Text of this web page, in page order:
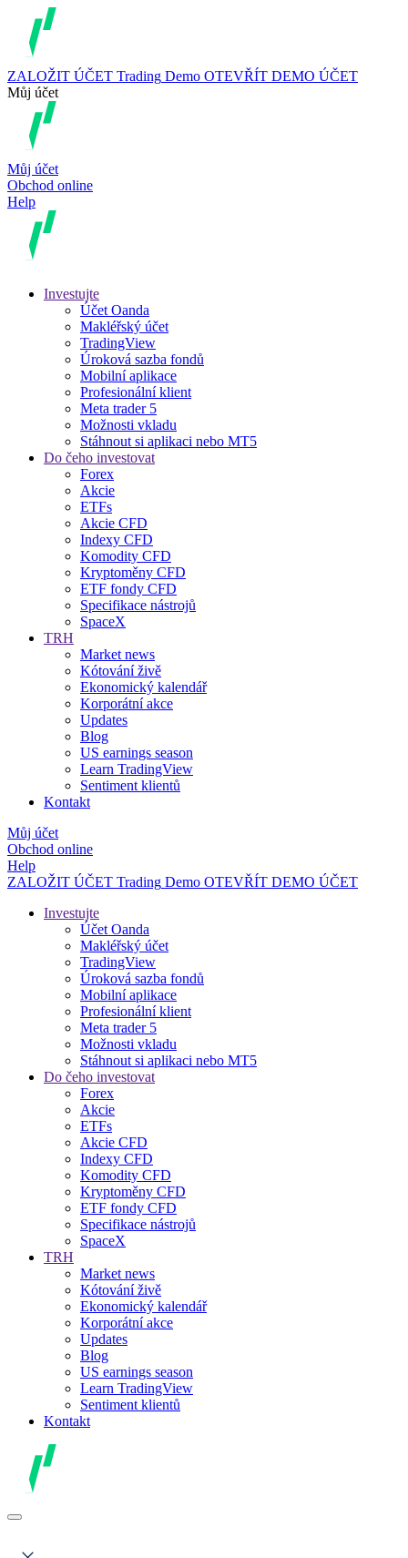
ZALOŽIT ÚČET Trading Demo OTEVŘÍT DEMO ÚČET
Můj účet
Můj účet
Obchod online
Help
Investujte
Účet Oanda
Makléřský účet
TradingView
Úroková sazba fondů
Mobilní aplikace
Profesionální klient
Meta trader 5
Možnosti vkladu
Stáhnout si aplikaci nebo MT5
Do čeho investovat
Forex
Akcie
ETFs
Akcie CFD
Indexy CFD
Komodity CFD
Kryptoměny CFD
ETF fondy CFD
Specifikace nástrojů
SpaceX
TRH
Market news
Kótování živě
Ekonomický kalendář
Korporátní akce
Updates
Blog
US earnings season
Learn TradingView
Sentiment klientů
Kontakt
Můj účet
Obchod online
Help
ZALOŽIT ÚČET Trading Demo OTEVŘÍT DEMO ÚČET
Investujte
Účet Oanda
Makléřský účet
TradingView
Úroková sazba fondů
Mobilní aplikace
Profesionální klient
Meta trader 5
Možnosti vkladu
Stáhnout si aplikaci nebo MT5
Do čeho investovat
Forex
Akcie
ETFs
Akcie CFD
Indexy CFD
Komodity CFD
Kryptoměny CFD
ETF fondy CFD
Specifikace nástrojů
SpaceX
TRH
Market news
Kótování živě
Ekonomický kalendář
Korporátní akce
Updates
Blog
US earnings season
Learn TradingView
Sentiment klientů
Kontakt